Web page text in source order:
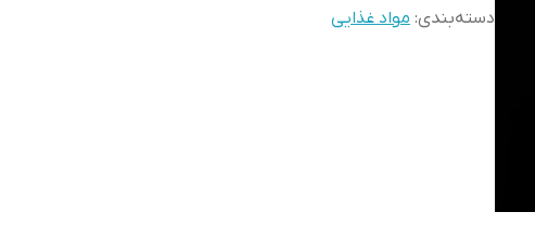
دسته‌بندی: مواد غذایی